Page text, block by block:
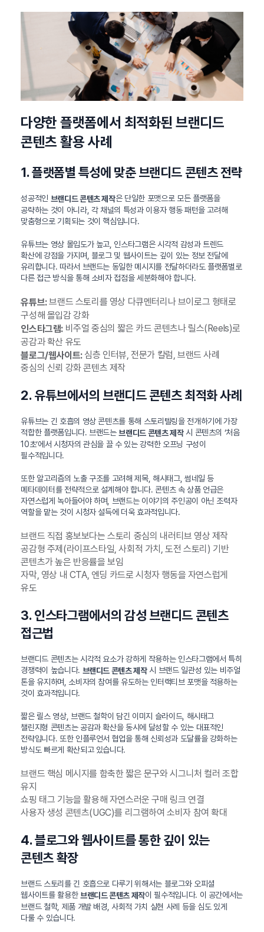
다양한 플랫폼에서 최적화된 브랜디드
콘텐츠 활용 사례
1. 플랫폼별 특성에 맞춘 브랜디드 콘텐츠 전략
성공적인 브랜디드 콘텐츠 제작은 단일한 포맷으로 모든 플랫폼을
공략하는 것이 아니라, 각 채널의 특성과 이용자 행동 패턴을 고려해
맞춤형으로 기획되는 것이 핵심입니다.
유튜브는 영상 몰입도가 높고, 인스타그램은 시각적 감성과 트렌드
확산에 강점을 가지며, 블로그 및 웹사이트는 깊이 있는 정보 전달에
유리합니다. 따라서 브랜드는 동일한 메시지를 전달하더라도 플랫폼별로
다른 접근 방식을 통해 소비자 접점을 세분화해야 합니다.
유튜브:브랜드 스토리를 영상 다큐멘터리나 브이로그 형태로
구성해 몰입감 강화
인스타그램:비주얼 중심의 짧은 카드 콘텐츠나 릴스(Reels)로
공감과 확산 유도
블로그/웹사이트:심층 인터뷰, 전문가 칼럼, 브랜드 사례
중심의 신뢰 강화 콘텐츠 제작
2. 유튜브에서의 브랜디드 콘텐츠 최적화 사례
유튜브는 긴 호흡의 영상 콘텐츠를 통해 스토리텔링을 전개하기에 가장
적합한 플랫폼입니다. 브랜드는브랜디드 콘텐츠 제작시 콘텐츠의 ‘처음
10초’에서 시청자의 관심을 끌 수 있는 강력한 오프닝 구성이
필수적입니다.
또한 알고리즘의 노출 구조를 고려해 제목, 해시태그, 썸네일 등
메타데이터를 전략적으로 설계해야 합니다. 콘텐츠 속 상품 언급은
자연스럽게 녹아들어야 하며, 브랜드는 이야기의 주인공이 아닌 조력자
역할을 맡는 것이 시청자 설득에 더욱 효과적입니다.
브랜드 직접 홍보보다는 스토리 중심의 내러티브 영상 제작
공감형 주제(라이프스타일, 사회적 가치, 도전 스토리) 기반
콘텐츠가 높은 반응률을 보임
자막, 영상 내 CTA, 엔딩 카드로 시청자 행동을 자연스럽게
유도
3. 인스타그램에서의 감성 브랜디드 콘텐츠
접근법
브랜디드 콘텐츠는 시각적 요소가 강하게 작용하는 인스타그램에서 특히
경쟁력이 높습니다. 브랜디드 콘텐츠 제작시 브랜드 일관성 있는 비주얼
톤을 유지하며, 소비자의 참여를 유도하는 인터랙티브 포맷을 적용하는
것이 효과적입니다.
짧은 릴스 영상, 브랜드 철학이 담긴 이미지 슬라이드, 해시태그
챌린지형 콘텐츠는 공감과 확산을 동시에 달성할 수 있는 대표적인
전략입니다. 또한 인플루언서 협업을 통해 신뢰성과 도달률을 강화하는
방식도 빠르게 확산되고 있습니다.
브랜드 핵심 메시지를 함축한 짧은 문구와 시그니처 컬러 조합
유지
쇼핑 태그 기능을 활용해 자연스러운 구매 링크 연결
사용자 생성 콘텐츠(UGC)를 리그램하여 소비자 참여 확대
4. 블로그와 웹사이트를 통한 깊이 있는
콘텐츠 확장
브랜드 스토리를 긴 호흡으로 다루기 위해서는 블로그와 오피셜
웹사이트를 활용한브랜디드 콘텐츠 제작이 필수적입니다. 이 공간에서는
브랜드 철학, 제품 개발 배경, 사회적 가치 실현 사례 등을 심도 있게
다룰 수 있습니다.